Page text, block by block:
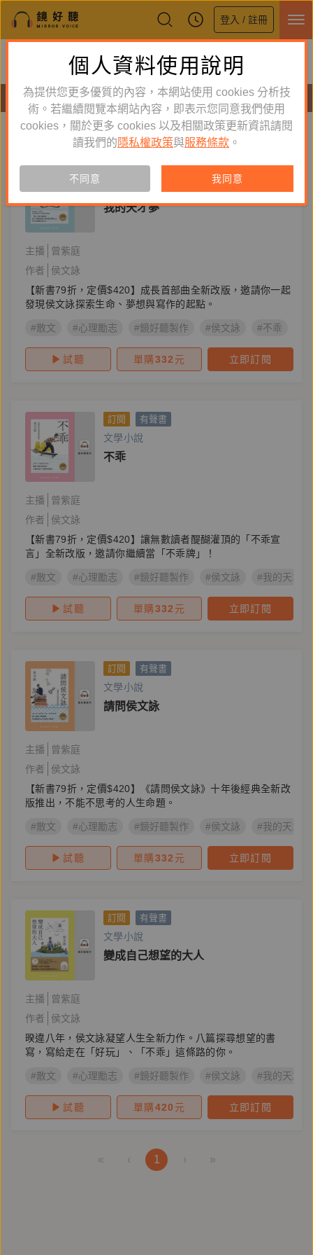
登入 / 註冊
鏡好聽全新APP上線
體驗全面升級，即刻下載
有聲書
侯文詠 新到舊 舊到新
有聲書
我的天才夢
主播
曾紫庭
作者
侯文詠
【新書79折，定價$420】成長首部曲全新改版，邀請你一起
發現侯文詠探索生命、夢想與寫作的起點。
#散文 #心理勵志 #鏡好聽製作 #侯文詠 #不乖
試聽 單購332 元 立即訂閱
訂閱 有聲書
文學小說
不乖
主播
曾紫庭
作者
侯文詠
【新書79折，定價$420】讓無數讀者醍醐灌頂的「不乖宣
言」全新改版，邀請你繼續當「不乖牌」！
#散文 #心理勵志 #鏡好聽製作 #侯文詠 #我的天才夢
試聽 單購332 元 立即訂閱
訂閱 有聲書
文學小說
請問侯文詠
主播
曾紫庭
作者
侯文詠
【新書79折，定價$420】《請問侯文詠》十年後經典全新改
版推出，不能不思考的人生命題。
#散文 #心理勵志 #鏡好聽製作 #侯文詠 #我的天才夢
試聽 單購332 元 立即訂閱
訂閱 有聲書
文學小說
變成自己想望的大人
主播
曾紫庭
作者
侯文詠
暌違八年，侯文詠凝望人生全新力作。八篇探尋想望的書
寫，寫給走在「好玩」、「不乖」這條路的你。
#散文 #心理勵志 #鏡好聽製作 #侯文詠 #我的天才夢
試聽 單購420 元 立即訂閱
« ‹ 1 › »
個人資料使用說明
為提供您更多優質的內容，本網站使用 cookies 分析技
術。若繼續閱覽本網站內容，即表示您同意我們使用
cookies，關於更多 cookies 以及相關政策更新資訊請閱
讀我們的 隱私權政策與服務條款 。
不同意 我同意